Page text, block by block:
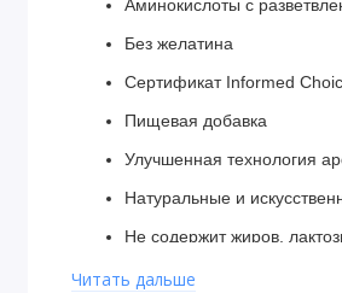
Аминокислоты с
Без желатина
Сертификат Informed
Пищевая добавка
Улучшенная технология
Натуральные и
Не содержит жиров,
Клинически
Читать дальше